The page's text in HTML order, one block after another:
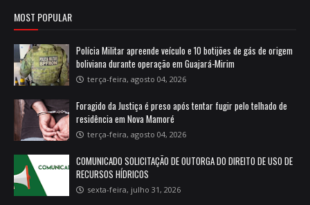
MOST POPULAR
Polícia Militar apreende veículo e 10 botijões de gás de origem
boliviana durante operação em Guajará-Mirim
terça-feira, agosto 04, 2026
Foragido da Justiça é preso após tentar fugir pelo telhado de
residência em Nova Mamoré
terça-feira, agosto 04, 2026
COMUNICADO SOLICITAÇÃO DE OUTORGA DO DIREITO DE USO DE
RECURSOS HÍDRICOS
sexta-feira, julho 31, 2026